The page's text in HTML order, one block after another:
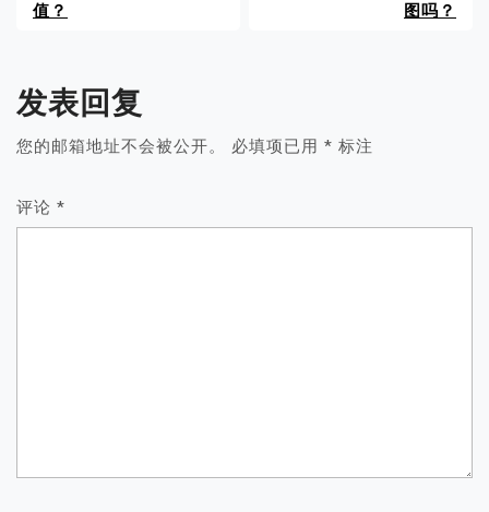
值？
图吗？
发表回复
您的邮箱地址不会被公开。 必填项已用 * 标注
评论 *